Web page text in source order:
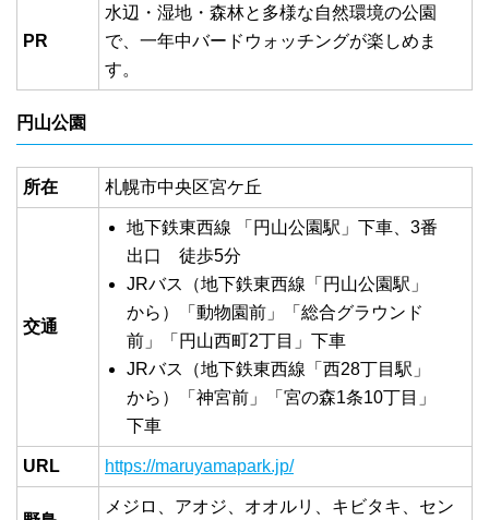
PR
水辺・湿地・森林と多様な自然環境の公園
で、一年中バードウォッチングが楽しめま
す。
円山公園
所在 札幌市中央区宮ケ丘
交通
地下鉄東西線 「円山公園駅」下車、3番
出口 徒歩5分
JRバス（地下鉄東西線「円山公園駅」
から）「動物園前」「総合グラウンド
前」「円山西町2丁目」下車
JRバス（地下鉄東西線「西28丁目駅」
から）「神宮前」「宮の森1条10丁目」
下車
URL https://maruyamapark.jp/
メジロ、アオジ、オオルリ、キビタキ、セン